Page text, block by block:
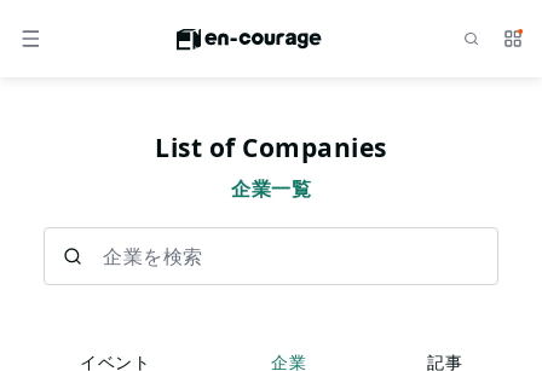
メニュー サ
List of Companies
企業一覧
イベント 企業 記事